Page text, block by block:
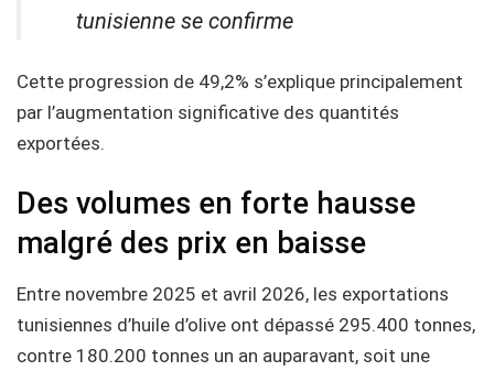
tunisienne se confirme
Cette progression de 49,2% s’explique principalement
par l’augmentation significative des quantités
exportées.
Des volumes en forte hausse
malgré des prix en baisse
Entre novembre 2025 et avril 2026, les exportations
tunisiennes d’huile d’olive ont dépassé 295.400 tonnes,
contre 180.200 tonnes un an auparavant, soit une